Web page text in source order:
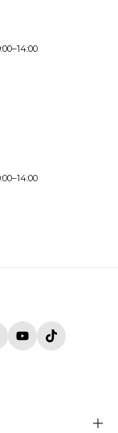
YouTubeTikTok